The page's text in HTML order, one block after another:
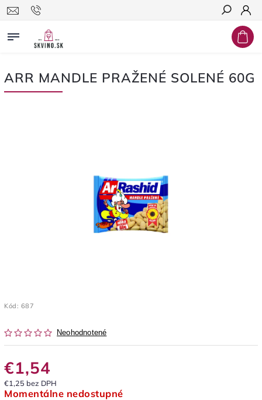
Hľadať
ARR MANDLE PRAŽENÉ SOLENÉ 60G
Kód: 687
Neohodnotené
€1,54
€1,25 bez DPH
Momentálne nedostupné